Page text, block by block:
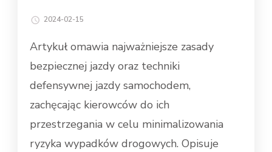
2024-02-15
Artykuł omawia najważniejsze zasady
bezpiecznej jazdy oraz techniki
defensywnej jazdy samochodem,
zachęcając kierowców do ich
przestrzegania w celu minimalizowania
ryzyka wypadków drogowych. Opisuje